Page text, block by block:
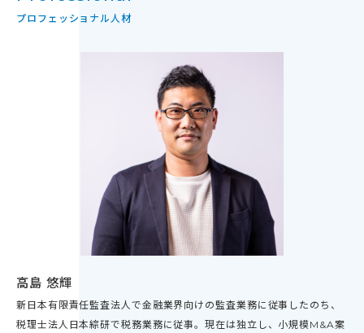
プロフェッショナル人材
高島 悠輝
新日本有限責任監査法人で金融業界向けの監査業務に従事したのち、
税理士法人日本綜研で税務業務に従事。現在は独立し、小規模M&A案